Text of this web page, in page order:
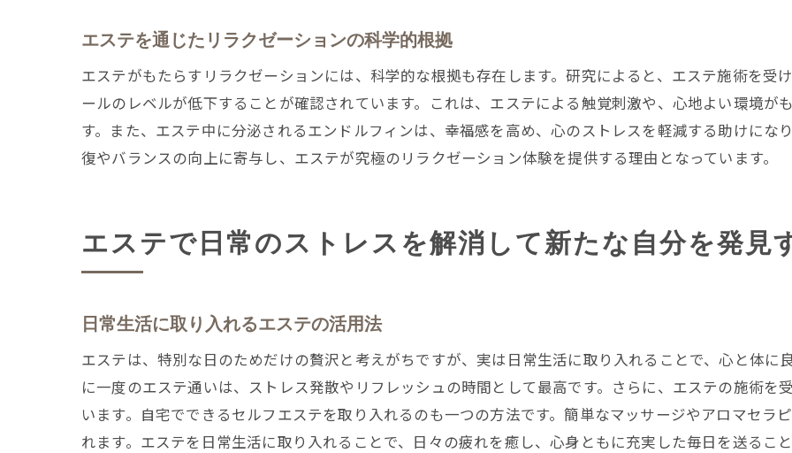
心と体を癒すエステの空間づくり
エステのリラクゼーション効果の実際
エステによる深いリラクゼーションの体験記
エステのリラクゼーションで得られる心のゆとり
エステで心身の健康を保つためのリラクゼーション効果
エステの施術が健康に与える長期的な影響
エステを通じて体験する究極の癒しと心の開放
エステがもたらす心の解放感の理由
エステで体験する究極の癒しの瞬間
エステを通じたリラクゼーションの科学的根拠
エステがもたらすリラクゼーションには、科学的な根拠も存在します。研究によると、エステ施術を受
ールのレベルが低下することが確認されています。これは、エステによる触覚刺激や、心地よい環境が
す。また、エステ中に分泌されるエンドルフィンは、幸福感を高め、心のストレスを軽減する助けにな
復やバランスの向上に寄与し、エステが究極のリラクゼーション体験を提供する理由となっています。
エステで日常のストレスを解消して新たな自分を発見
日常生活に取り入れるエステの活用法
エステは、特別な日のためだけの贅沢と考えがちですが、実は日常生活に取り入れることで、心と体に
に一度のエステ通いは、ストレス発散やリフレッシュの時間として最高です。さらに、エステの施術を
います。自宅でできるセルフエステを取り入れるのも一つの方法です。簡単なマッサージやアロマセラ
れます。エステを日常生活に取り入れることで、日々の疲れを癒し、心身ともに充実した毎日を送ること